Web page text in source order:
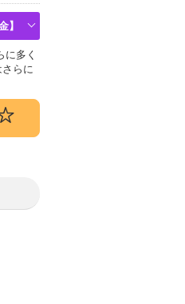
】
多く
らに